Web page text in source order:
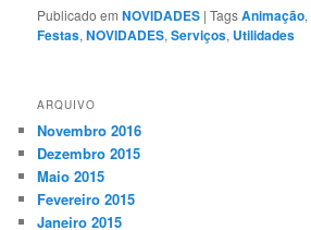
Publicado em NOVIDADES |TagsAnimação,
Festas,NOVIDADES,Serviços, Utilidades
ARQUIVO
Novembro 2016
Dezembro 2015
Maio 2015
Fevereiro 2015
Janeiro 2015